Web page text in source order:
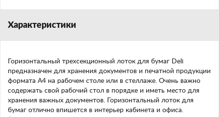
Характеристики
Горизонтальный трехсекционный лоток для бумаг Deli
предназначен для хранения документов и печатной продукции
формата А4 на рабочем столе или в стеллаже. Очень важно
содержать свой рабочий стол в порядке и иметь место для
хранения важных документов. Горизонтальный лоток для
бумаг отлично впишется в интерьер кабинета и офиса.